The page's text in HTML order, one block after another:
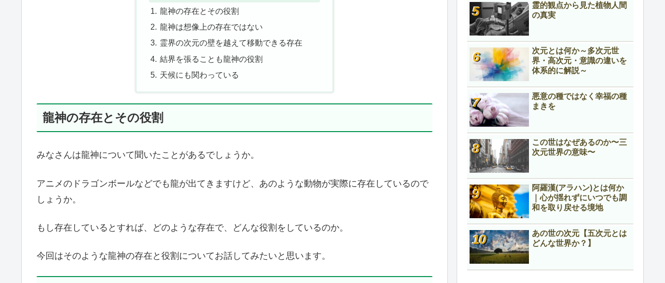
龍神の存在とその役割
龍神は想像上の存在ではない
霊界の次元の壁を越えて移動できる存在
結界を張ることも龍神の役割
天候にも関わっている
龍神の存在とその役割
みなさんは龍神について聞いたことがあるでしょうか。
アニメのドラゴンボールなどでも龍が出てきますけど、あのような動物が実際に存在しているので
しょうか。
もし存在しているとすれば、どのような存在で、どんな役割をしているのか。
今回はそのような龍神の存在と役割についてお話してみたいと思います。
霊的観点から見た植物人間
の真実
次元とは何か～多次元世
界・高次元・意識の違いを
体系的に解説～
悪意の種ではなく幸福の種
まきを
この世はなぜあるのか〜三
次元世界の意味〜
阿羅漢(アラハン)とは何か
｜心が揺れずにいつでも調
和を取り戻せる境地
あの世の次元【五次元とは
どんな世界か？】